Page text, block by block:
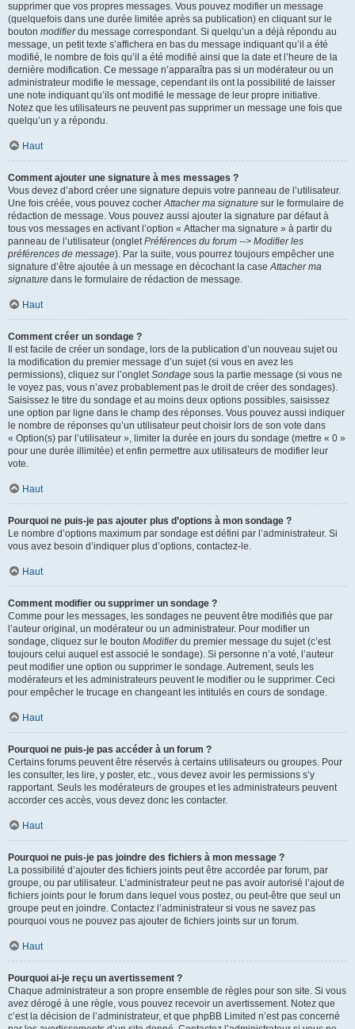
supprimer que vos propres messages. Vous pouvez modifier un message
(quelquefois dans une durée limitée après sa publication) en cliquant sur le
bouton modifierdu message correspondant. Si quelqu’un a déjà répondu au
message, un petit texte s’affichera en bas du message indiquant qu’il a été
modifié, le nombre de fois qu’il a été modifié ainsi que la date et l’heure de la
dernière modification. Ce message n’apparaîtra pas si un modérateur ou un
administrateur modifie le message, cependant ils ont la possibilité de laisser
une note indiquant qu’ils ont modifié le message de leur propre initiative.
Notez que les utilisateurs ne peuvent pas supprimer un message une fois que
quelqu’un y a répondu.
Haut
Comment ajouter une signature à mes messages ?
Vous devez d’abord créer une signature depuis votre panneau de l’utilisateur.
Une fois créée, vous pouvez cocherAttacher ma signature sur le formulaire de
rédaction de message. Vous pouvez aussi ajouter la signature par défaut à
tous vos messages en activant l’option « Attacher ma signature » à partir du
panneau de l’utilisateur (ongletPréférences du forum --> Modifier les
préférences de message). Par la suite, vous pourrez toujours empêcher une
signature d’être ajoutée à un message en décochant la caseAttacher ma
signature dans le formulaire de rédaction de message.
Haut
Comment créer un sondage ?
Il est facile de créer un sondage, lors de la publication d’un nouveau sujet ou
la modification du premier message d’un sujet (si vous en avez les
permissions), cliquez sur l’ongletSondage sous la partie message (si vous ne
le voyez pas, vous n’avez probablement pas le droit de créer des sondages).
Saisissez le titre du sondage et au moins deux options possibles, saisissez
une option par ligne dans le champ des réponses. Vous pouvez aussi indiquer
le nombre de réponses qu’un utilisateur peut choisir lors de son vote dans
« Option(s) par l’utilisateur », limiter la durée en jours du sondage (mettre « 0 »
pour une durée illimitée) et enfin permettre aux utilisateurs de modifier leur
vote.
Haut
Pourquoi ne puis-je pas ajouter plus d’options à mon sondage ?
Le nombre d’options maximum par sondage est défini par l’administrateur. Si
vous avez besoin d’indiquer plus d’options, contactez-le.
Haut
Comment modifier ou supprimer un sondage ?
Comme pour les messages, les sondages ne peuvent être modifiés que par
l’auteur original, un modérateur ou un administrateur. Pour modifier un
sondage, cliquez sur le bouton Modifierdu premier message du sujet (c’est
toujours celui auquel est associé le sondage). Si personne n’a voté, l’auteur
peut modifier une option ou supprimer le sondage. Autrement, seuls les
modérateurs et les administrateurs peuvent le modifier ou le supprimer. Ceci
pour empêcher le trucage en changeant les intitulés en cours de sondage.
Haut
Pourquoi ne puis-je pas accéder à un forum ?
Certains forums peuvent être réservés à certains utilisateurs ou groupes. Pour
les consulter, les lire, y poster, etc., vous devez avoir les permissions s’y
rapportant. Seuls les modérateurs de groupes et les administrateurs peuvent
accorder ces accès, vous devez donc les contacter.
Haut
Pourquoi ne puis-je pas joindre des fichiers à mon message ?
La possibilité d’ajouter des fichiers joints peut être accordée par forum, par
groupe, ou par utilisateur. L’administrateur peut ne pas avoir autorisé l’ajout de
fichiers joints pour le forum dans lequel vous postez, ou peut-être que seul un
groupe peut en joindre. Contactez l’administrateur si vous ne savez pas
pourquoi vous ne pouvez pas ajouter de fichiers joints sur un forum.
Haut
Pourquoi ai-je reçu un avertissement ?
Chaque administrateur a son propre ensemble de règles pour son site. Si vous
avez dérogé à une règle, vous pouvez recevoir un avertissement. Notez que
c’est la décision de l’administrateur, et que phpBB Limited n’est pas concerné